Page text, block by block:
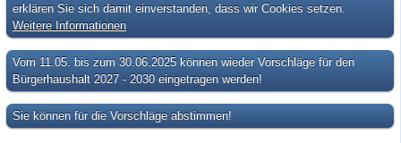
erklären Sie sich damit einverstanden, dass wir Cookies setzen.
Weitere Informationen
Vom 11.05. bis zum 30.06.2025 können wieder Vorschläge für den
Bürgerhaushalt 2027 - 2030 eingetragen werden!
Sie können für die Vorschläge abstimmen!